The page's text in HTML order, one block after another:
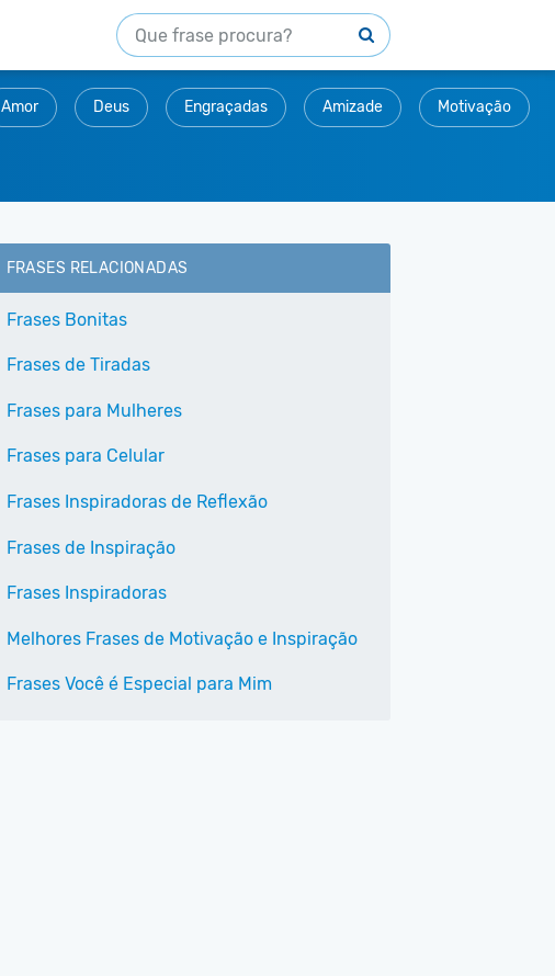
Amor Deus Engraçadas Amizade Motivação
FRASES RELACIONADAS
Frases Bonitas
Frases de Tiradas
Frases para Mulheres
Frases para Celular
Frases Inspiradoras de Reflexão
Frases de Inspiração
Frases Inspiradoras
Melhores Frases de Motivação e Inspiração
Frases Você é Especial para Mim